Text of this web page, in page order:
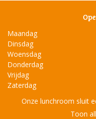
Maandag
Dinsdag
Woensdag
Donderdag
Vrijdag
Zaterdag
Onze lunchroom sluit
Toon